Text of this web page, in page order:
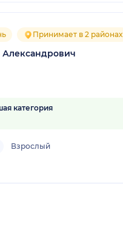
Принимает в 2 районах
категория
Взрослый